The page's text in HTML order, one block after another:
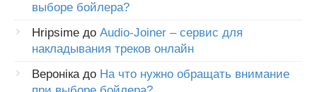
выборе бойлера?
Hripsime до Audio-Joiner – сервис для
накладывания треков онлайн
Веронікадо На что нужно обращать внимание